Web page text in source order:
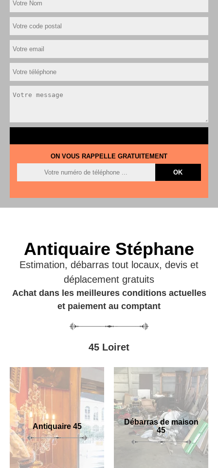
ON VOUS RAPPELLE GRATUITEMENT
Antiquaire Stéphane
Estimation, débarras tout locaux, devis et
déplacement gratuits
Achat dans les meilleures conditions actuelles
et paiement au comptant
45 Loiret
Antiquaire 45
Débarras de maison
45